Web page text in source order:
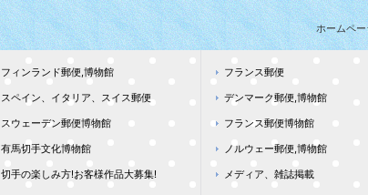
ホームペ
フィンランド郵便,博物館
スペイン、イタリア、スイス郵便
スウェーデン郵便博物館
有馬切手文化博物館
切手の楽しみ方!お客様作品大募集!
フランス郵便
デンマーク郵便,博物館
フランス郵便博物館
ノルウェー郵便,博物館
メディア、雑誌掲載